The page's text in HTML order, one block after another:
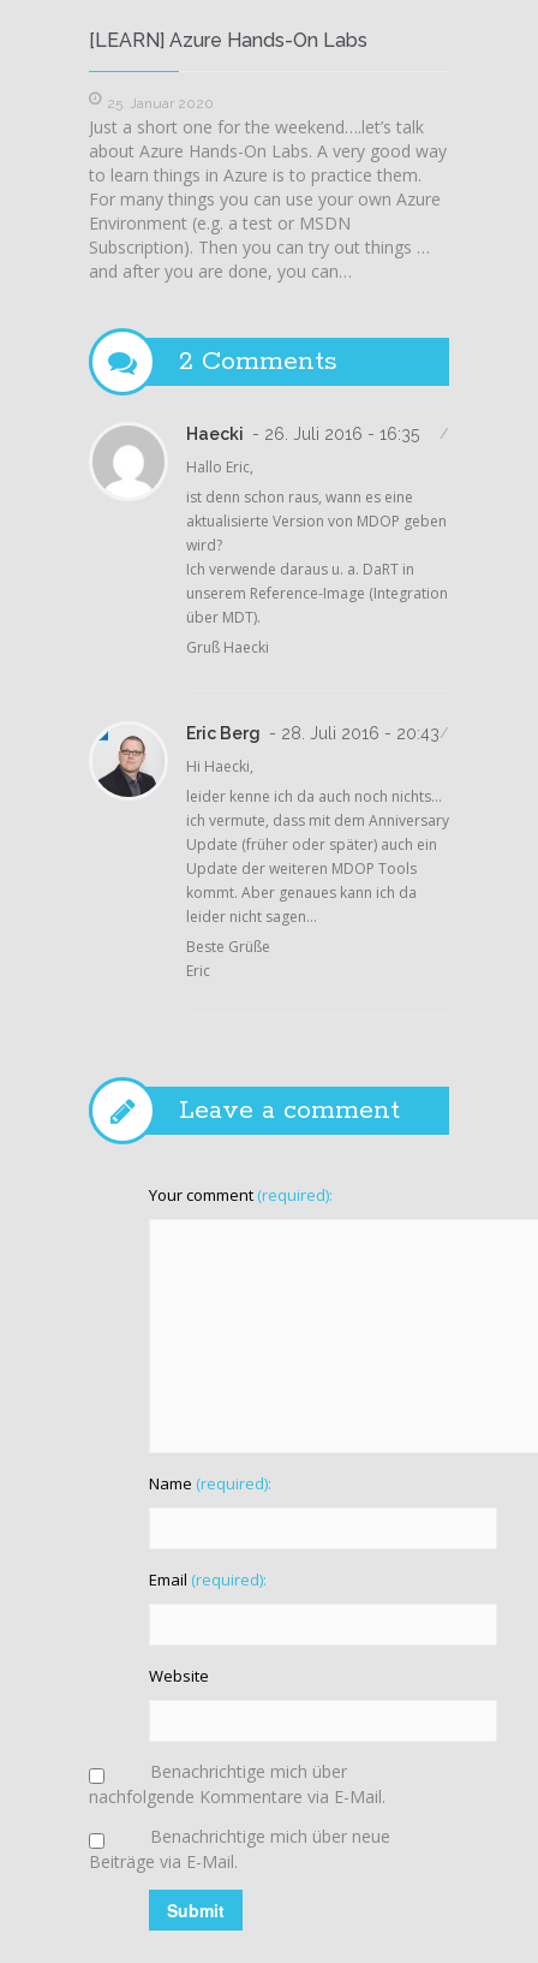
[LEARN] Azure Hands-On Labs
25. Januar 2020
Just a short one for the weekend….let’s talk
about Azure Hands-On Labs. A very good way
to learn things in Azure is to practice them.
For many things you can use your own Azure
Environment (e.g. a test or MSDN
Subscription). Then you can try out things …
and after you are done, you can…
2 Comments
Haecki - 26. Juli 2016 - 16:35 /
Hallo Eric,
ist denn schon raus, wann es eine
aktualisierte Version von MDOP geben
wird?
Ich verwende daraus u. a. DaRT in
unserem Reference-Image (Integration
über MDT).
Gruß Haecki
Eric Berg - 28. Juli 2016 - 20:43/
Hi Haecki,
leider kenne ich da auch noch nichts…
ich vermute, dass mit dem Anniversary
Update (früher oder später) auch ein
Update der weiteren MDOP Tools
kommt. Aber genaues kann ich da
leider nicht sagen…
Beste Grüße
Eric
Leave a comment
Your comment (required):
Name (required):
Email (required):
Website
Benachrichtige mich über
nachfolgende Kommentare via E-Mail.
Benachrichtige mich über neue
Beiträge via E-Mail.